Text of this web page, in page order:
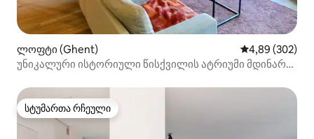
ლოფტი (Ghent) საშუალო
4,89 (302)
უნიკალური ისტორიული წისქვილის ატრიუმი მდინარე
სტუმართა რჩეული
სტუმართა რჩეული